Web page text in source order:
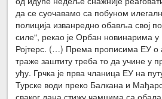
да се суочавамо са побуном
полиција изванредно обавља свој
силе“, рекао је Орбан новинарима
Ројтерс. (…) Према прописима ЕУ о
траже заштиту треба то да учине у
уђу. Грчка је прва чланица ЕУ на
Турске води преко Балкана и
сваког дана стижу чамцима са обала